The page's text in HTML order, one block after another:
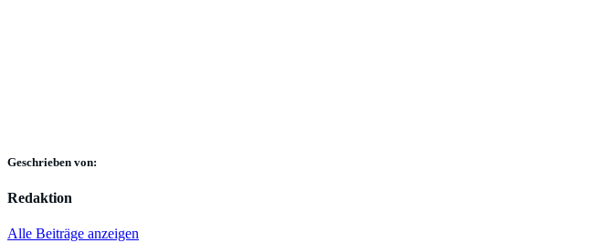
Geschrieben von:
Redaktion
Alle Beiträge anzeigen